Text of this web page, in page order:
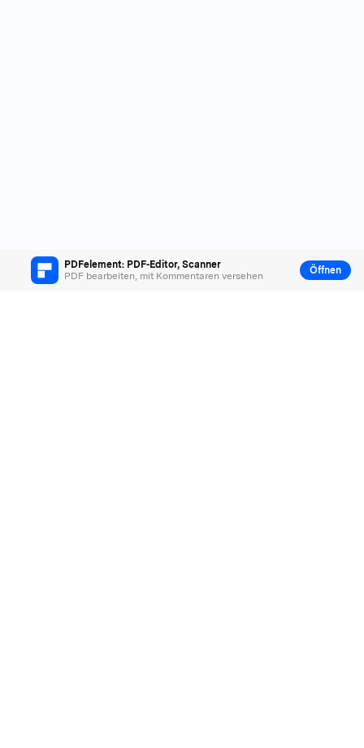
PDFelement: PDF-Editor, Scanner
PDF bearbeiten, mit Kommentaren versehen
Öffnen